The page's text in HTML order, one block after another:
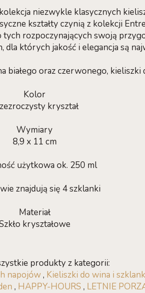
niezwykle klasycznych
kształty czynią z kolekcji
rozpoczynających swoją
dla których jakość i elegancja są
białego oraz czerwonego,
Kolor
kryształ
Wymiary
8,9 x 11 cm
użytkowa ok. 250 ml
znajdują się 4 szklanki
Materiał
kryształowe
produkty z kategorii:
napojów, Kieliszki do wina i
, HAPPY-HOURS , LETNIE